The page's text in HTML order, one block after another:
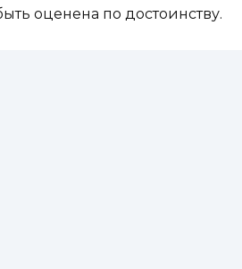
оценена по достоинству.